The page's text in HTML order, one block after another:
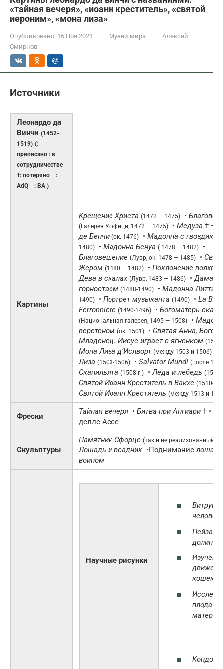
«тайная вечеря», «иоанн креститель», «святой
иероним», «мона лиза»
Опубликовано: 16 Ноя 2021 Музеи мира
Алексей
Смирнов
Источники
Леонардо да
Винчи (1452-
1519) (:
приписано : в
сотрудничестве
†: потеряно :
AdQ : BA )
Картины
Крещение Христа (1472 — 1475) •
(Галерея Уффици, 1472 — 1475) • Медуза † •
де Бенчи (ок. 1476) • Мадонна с гвоздикой
1480) • Мадонна Бенуа ( 1478 — 1482)
•
Благовещение (Лувр, ок. 1478 — 1485) •
Жером (1480 — 1482) • Поклонение волхвов
Дева в скалах (Лувр, 1483 — 1486) • Дама с
горностаем (1488-1490) • Мадонна Литта
1490)
• Портрет музыканта (1490) • La
Ferronnière (1490-1496) • Богоматерь скал
(Национальная галерея, 1495 — 1508) •
веретеном (ок. 1501) • Святая Анна,
Младенец. Иисус играет с ягненком
Мона Лиза д’Ислворт (между 1503 и 1506)
Лиза (1503-1506) • Salvator Mundi (после
Скапильята (1508 г.) • Леда и лебедь (1508
Святой Иоанн Креститель в Вакхе (1510-
Святой Иоанн Креститель (между 1513 и
Фрески
Тайная вечеря • Битва при Ангиари † •
делле Ассе
Скульптуры
Памятник Сфорце (так и не реализованный)
Лошадь и всадник •Поднимание
воином
Научные рисунки
человек
Пейзаж
долины
кошек
плода в
матери